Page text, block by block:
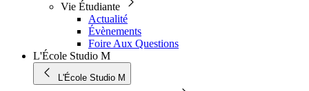
Vie Étudiante
Actualité
Évènements
Foire Aux Questions
L'École Studio M
L'École Studio M